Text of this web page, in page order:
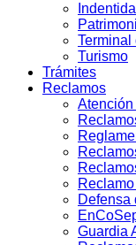
Terminal
Turismo
Trámites
Reclamos
Defensa
Guardia